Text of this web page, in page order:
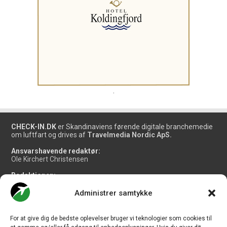
Administrer samtykke
For at give dig de bedste oplevelser bruger vi teknologier som cookies til
CHECK-IN.DK er Skandinaviens førende digitale branchemedie
om luftfart og drives af Travelmedia Nordic ApS.
Ansvarshavende redaktør:
Ole Kirchert Christensen
Redaktionen:
Christian Granhøj Skouboe
Henrik Baumgarten
Danny Longhi Andreasen
Salg og jobannoncer: